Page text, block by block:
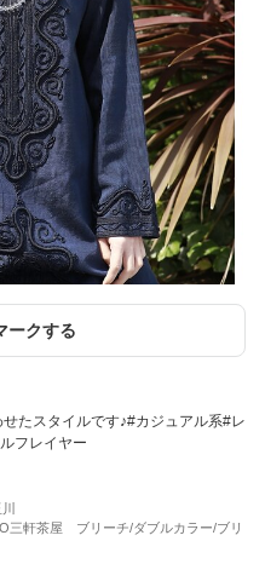
ークする
たスタイルです♪#カジュアル系#レ
フレイヤー
三軒茶屋 ブリーチ/ダブルカラー/ブリ